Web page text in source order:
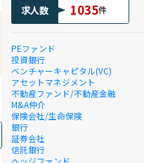
求人数 1035件
PEファンド
投資銀行
ベンチャーキャピタル(VC)
アセットマネジメント
不動産ファンド/不動産金融
M&A仲介
保険会社/生命保険
銀行
証券会社
信託銀行
ヘッジファンド